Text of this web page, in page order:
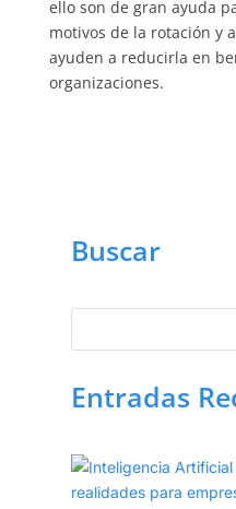
ello son de gran ayuda
motivos de la rotación y
ayuden a reducirla en
organizaciones.
Buscar
Entradas